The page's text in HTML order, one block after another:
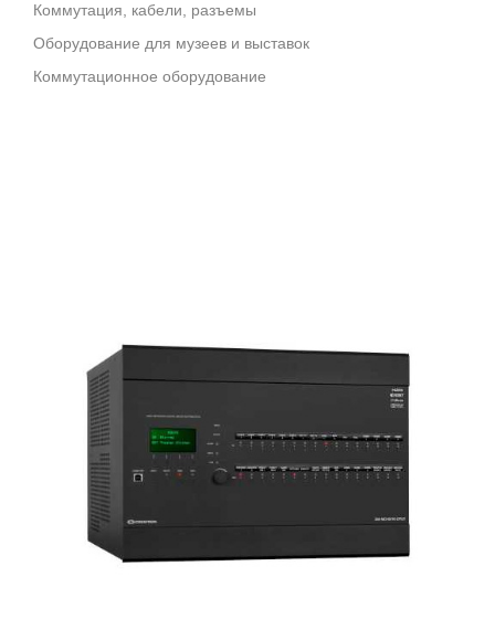
Коммутация, кабели, разъемы
Оборудование для музеев и выставок
Коммутационное оборудование